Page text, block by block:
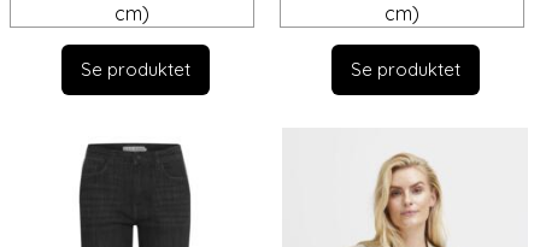
cm)
Se produktet
cm)
Se produktet